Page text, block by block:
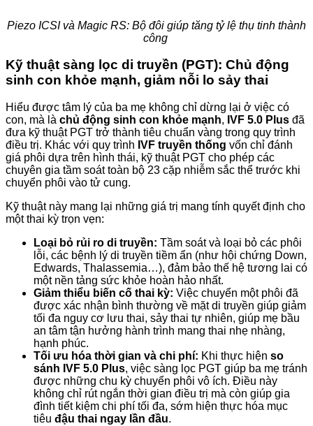
Piezo ICSI và Magic RS: Bộ đôi giúp tăng tỷ lệ thụ tinh thành
công
Kỹ thuật sàng lọc di truyền (PGT): Chủ động
sinh con khỏe mạnh, giảm nỗi lo sảy thai
Hiểu được tâm lý của ba mẹ không chỉ dừng lại ở việc có
con, mà là chủ động sinh con khỏe mạnh, IVF 5.0 Plus đã
đưa kỹ thuật PGT trở thành tiêu chuẩn vàng trong quy trình
điều trị. Khác với quy trình IVF truyền thống vốn chỉ đánh
giá phôi dựa trên hình thái, kỹ thuật PGT cho phép các
chuyên gia tầm soát toàn bộ 23 cặp nhiễm sắc thể trước khi
chuyển phôi vào tử cung.
Kỹ thuật này mang lại những giá trị mang tính quyết định cho
một thai kỳ trọn vẹn:
Loại bỏ rủi ro di truyền: Tầm soát và loại bỏ các phôi
lỗi, các bệnh lý di truyền tiềm ẩn (như hội chứng Down,
Edwards, Thalassemia…), đảm bảo thế hệ tương lai có
một nền tảng sức khỏe hoàn hảo nhất.
Giảm thiểu biến cố thai kỳ: Việc chuyển một phôi đã
được xác nhận bình thường về mặt di truyền giúp giảm
tối đa nguy cơ lưu thai, sảy thai tự nhiên, giúp mẹ bầu
an tâm tận hưởng hành trình mang thai nhẹ nhàng,
hạnh phúc.
Tối ưu hóa thời gian và chi phí: Khi thực hiện so
sánh IVF 5.0 Plus, việc sàng lọc PGT giúp ba mẹ tránh
được những chu kỳ chuyển phôi vô ích. Điều này
không chỉ rút ngắn thời gian điều trị mà còn giúp gia
đình tiết kiệm chi phí tối đa, sớm hiện thực hóa mục
tiêu đậu thai ngay lần đầu.